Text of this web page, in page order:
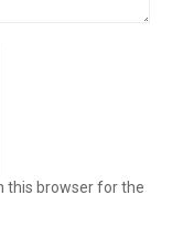
this browser for the